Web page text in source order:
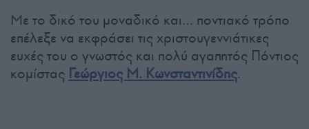
Με το δικό του μοναδικό και… ποντιακό τρόπο
επέλεξε να εκφράσει τις χριστουγεννιάτικες
ευχές του ο γνωστός και πολύ αγαπητός Πόντιος
κομίστας Γεώργιος Μ. Κωνσταντινίδης.